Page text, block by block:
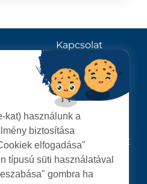
VÉDELME
HIVATAL
CORP M, 440026 SATU MARE
Kapcsolat
KÖVESSENEK
kat) használunk a
biztosítása
elfogadása"
típusú süti használatával
gombra ha